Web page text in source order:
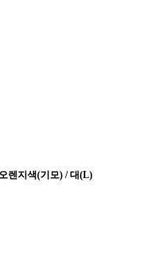
렌지색(기모) / 대(L)